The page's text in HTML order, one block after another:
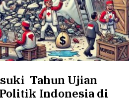
Tahun Ujian
Indonesia di